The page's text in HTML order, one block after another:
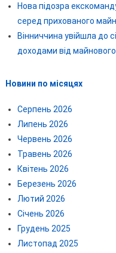
Нова підозра
серед прихованого
Вінниччина увійшла до
доходами від
Новини по місяцях
Серпень 2026
Липень 2026
Червень 2026
Травень 2026
Квітень 2026
Березень 2026
Лютий 2026
Січень 2026
Грудень 2025
Листопад 2025